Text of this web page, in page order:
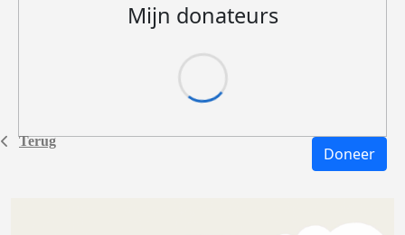
Terug
Mijn donateurs
Doneer